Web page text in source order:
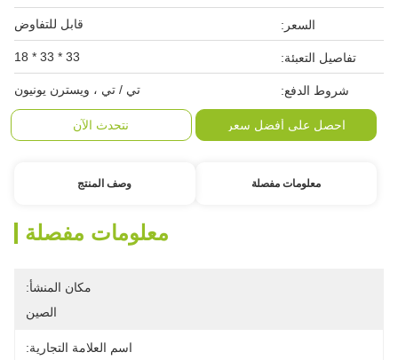
السعر: قابل للتفاوض
تفاصيل التعبئة: 33 * 33 * 18
شروط الدفع: تي / تي ، ويسترن يونيون
احصل على أفضل سعر نتحدث الآن
معلومات مفصلة وصف المنتج
معلومات مفصلة
مكان المنشأ:
الصين
اسم العلامة التجارية: